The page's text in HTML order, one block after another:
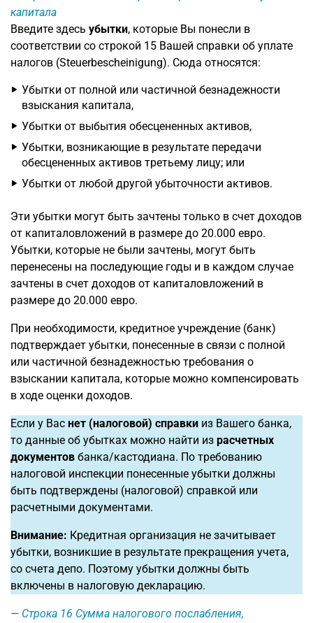
капитала
Введите здесь убытки, которые Вы понесли в
соответствии со строкой 15 Вашей справки об уплате
налогов (Steuerbescheinigung). Сюда относятся:
Убытки от полной или частичной безнадежности
взыскания капитала,
Убытки от выбытия обесцененных активов,
Убытки, возникающие в результате передачи
обесцененных активов третьему лицу; или
Убытки от любой другой убыточности активов.
Эти убытки могут быть зачтены только в счет доходов
от капиталовложений в размере до 20.000 евро.
Убытки, которые не были зачтены, могут быть
перенесены на последующие годы и в каждом случае
зачтены в счет доходов от капиталовложений в
размере до 20.000 евро.
При необходимости, кредитное учреждение (банк)
подтверждает убытки, понесенные в связи с полной
или частичной безнадежностью требования о
взыскании капитала, которые можно компенсировать
в ходе оценки доходов.
Если у Вас нет (налоговой) справки из Вашего банка,
то данные об убытках можно найти из расчетных
документов банка/кастодиана. По требованию
налоговой инспекции понесенные убытки должны
быть подтверждены (налоговой) справкой или
расчетными документами.
Внимание: Кредитная организация не зачитывает
убытки, возникшие в результате прекращения учета,
со счета депо. Поэтому убытки должны быть
включены в налоговую декларацию.
Строка 16 Сумма налогового послабления,